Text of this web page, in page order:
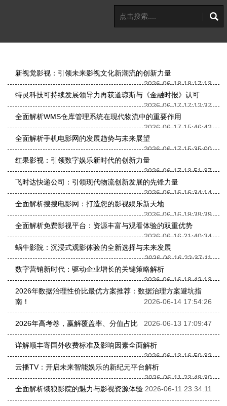
新视觉影视：引领未来影视文化新潮流的创新力量
2026-06-18 18:17:13
特灵科技可持续发展领导力再获道琼斯与《金融时报》认可
2026-06-17 17:12:37
全面解析WMS仓库管理系统在现代物流中的重要作用
2026-06-17 15:46:42
全面解析手机电影网的发展趋势与未来展望
2026-06-17 15:35:00
红果影视：引领数字娱乐新时代的创新力量
2026-06-17 13:51:37
飞时达快递公司：引领现代物流创新发展的先锋力量
2026-06-16 16:34:14
全面解析搜搜电影网：打造您的影视娱乐新天地
2026-06-16 19:38:39
全面解析免费影视平台：资源丰富与观看体验的双重优势
2026-06-16 21:40:34
蜗牛影院：沉浸式观影体验的全新选择与未来发展
2026-06-16 22:37:11
数字营销新时代：驱动企业增长的关键策略解析
2026-06-16 18:42:13
2026年数据治理性价比最优方案推荐：数据治理方案避坑指
南！
2026-06-14 17:54:26
2026年高考卷，赢解覆盖率、分值占比 2026-06-13 17:09:47
详解顺丰寄国外收费标准及影响因素全面解析
2026-06-13 16:50:32
云播TV：开启未来智能娱乐的新纪元平台解析
2026-06-11 23:48:30
全面解析饿狼影院的魅力与影视资源体验 2026-06-11 23:34:11